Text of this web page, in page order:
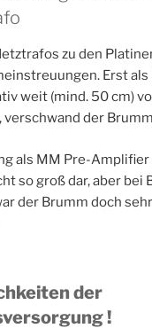
zu den
Erst als
weit (mind. 50 cm)
der
als MM Pre-
so groß dar, aber bei
der Brumm doch
der
!